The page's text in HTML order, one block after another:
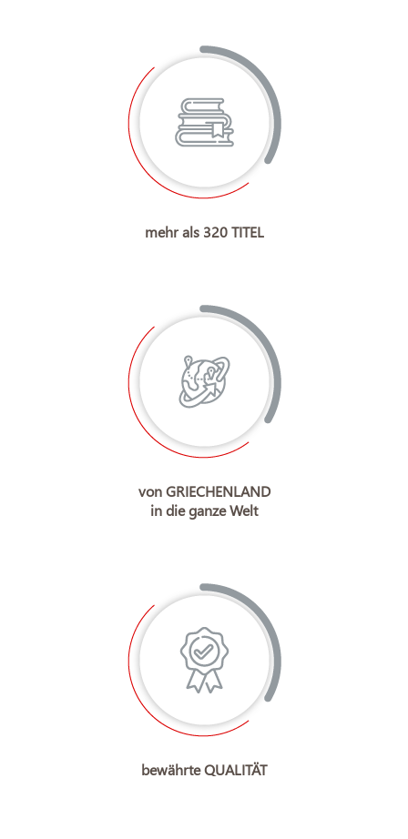
mehr als 320 TITEL
von GRIECHENLAND
in die ganze Welt
bewährte QUALITÄT